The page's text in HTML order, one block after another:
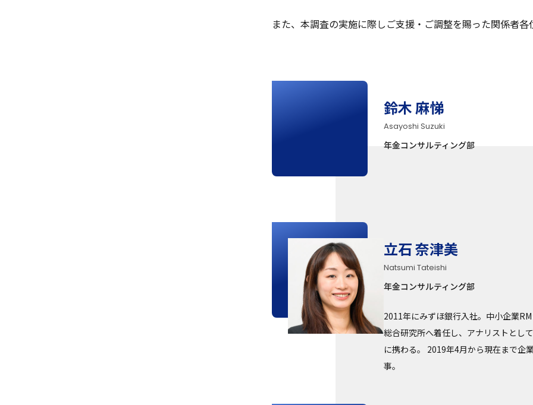
また、本調査の実施に際しご支援・ご調整を賜った関係者各
鈴木 麻悌
Asayoshi Suzuki
年金コンサルティング部
立石 奈津美
Natsumi Tateishi
年金コンサルティング部
2011年にみずほ銀行入社。中小企業
総合研究所へ着任し、アナリストとし
に携わる。 2019年4月から現在まで企
事。